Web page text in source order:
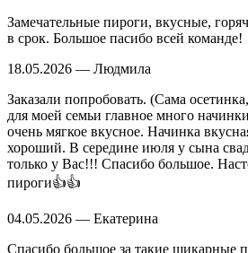
Замечательные пироги, вкусные,
в срок. Большое пасибо всей команде!
18.05.2026 — Людмила
Заказали попробовать. (Сама
для моей семьи главное много
очень мягкое вкусное. Начинка
хороший. В середине июля у сына
только у Вас!!! Спасибо большое.
пироги👍👍
04.05.2026 — Екатерина
Спасибо большое за такие шикарные